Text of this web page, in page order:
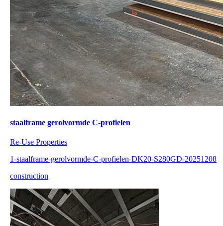
staalframe gerolvormde C-profielen
Re-Use Properties
1-staalframe-gerolvormde-C-profielen-DK20-S280GD-20251208
construction